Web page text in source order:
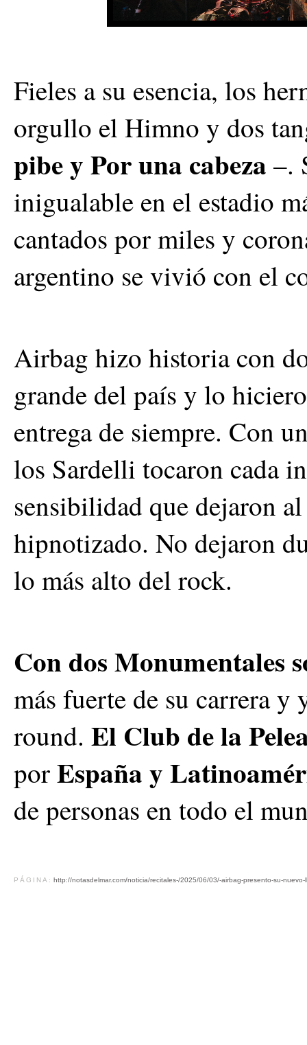
Fieles a su esencia, los
orgullo el Himno y dos
pibe y Por una cabeza –.
inigualable en el estadio
cantados por miles y
argentino se vivió con el
Airbag hizo historia con
grande del país y lo
entrega de siempre. Con
los Sardelli tocaron cada
sensibilidad que dejaron
hipnotizado. No dejaron
lo más alto del rock.
Con dos Monumentales
más fuerte de su carrera y
round. El Club de la
porEspaña y
de personas en todo el
PÁGINA: http://notasdelmar.com/noticia/recitales-/2025/06/03/-airbag-presento-su-